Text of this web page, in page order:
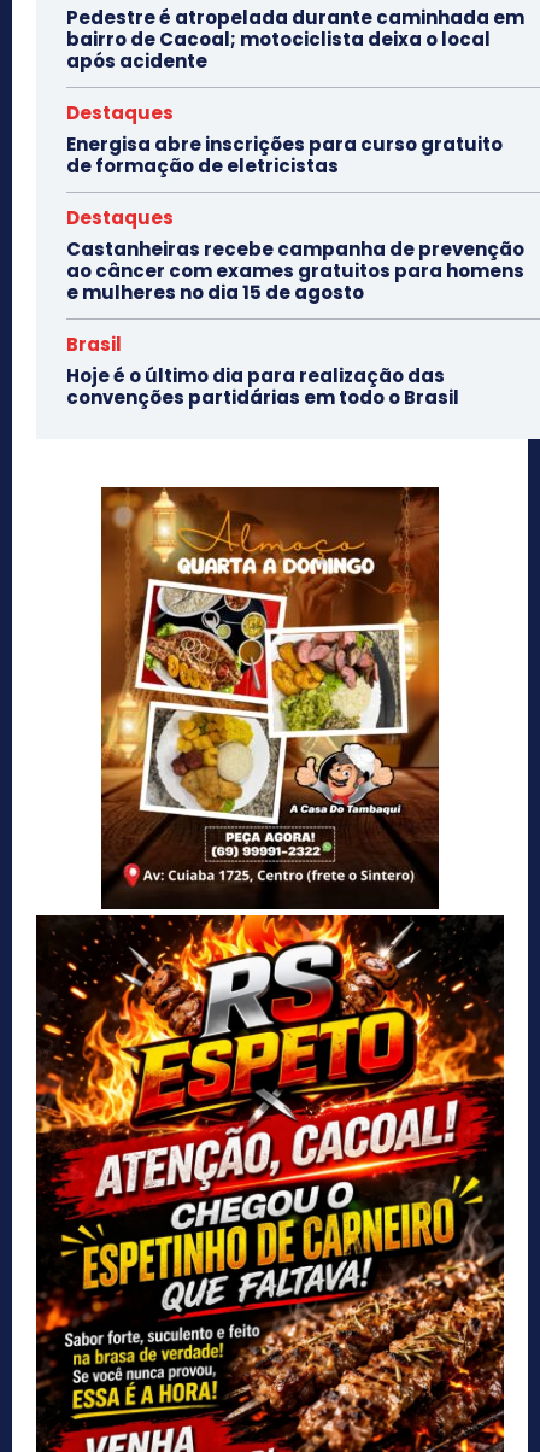
Pedestre é atropelada durante caminhada em
bairro de Cacoal; motociclista deixa o local
após acidente
Destaques
Energisa abre inscrições para curso gratuito
de formação de eletricistas
Destaques
Castanheiras recebe campanha de prevenção
ao câncer com exames gratuitos para homens
e mulheres no dia 15 de agosto
Brasil
Hoje é o último dia para realização das
convenções partidárias em todo o Brasil